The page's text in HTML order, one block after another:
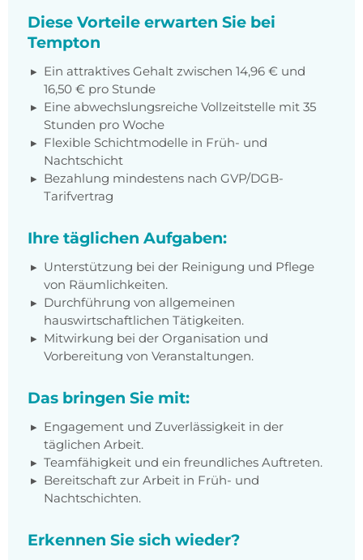
Diese Vorteile erwarten Sie bei
Tempton
Ein attraktives Gehalt zwischen 14,96 € und
16,50 € pro Stunde
Eine abwechslungsreiche Vollzeitstelle mit 35
Stunden pro Woche
Flexible Schichtmodelle in Früh- und
Nachtschicht
Bezahlung mindestens nach GVP/DGB-
Tarifvertrag
Ihre täglichen Aufgaben:
Unterstützung bei der Reinigung und Pflege
von Räumlichkeiten.
Durchführung von allgemeinen
hauswirtschaftlichen Tätigkeiten.
Mitwirkung bei der Organisation und
Vorbereitung von Veranstaltungen.
Das bringen Sie mit:
Engagement und Zuverlässigkeit in der
täglichen Arbeit.
Teamfähigkeit und ein freundliches Auftreten.
Bereitschaft zur Arbeit in Früh- und
Nachtschichten.
Erkennen Sie sich wieder?